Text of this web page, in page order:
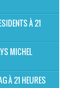
À 21
MICHEL
À 21 HEURES